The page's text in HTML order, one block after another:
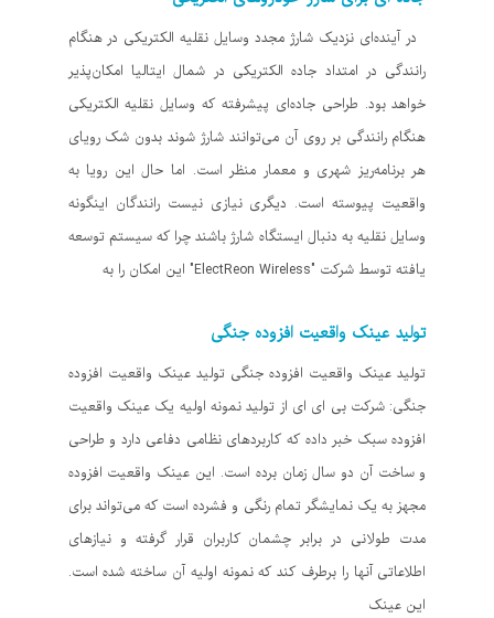
در آینده‌ای نزدیک شارژ مجدد وسایل نقلیه الکتریکی در هنگام
رانندگی در امتداد جاده الکتریکی در شمال ایتالیا امکان‌پذیر
خواهد بود. طراحی جاده‌ای پیشرفته که وسایل نقلیه الکتریکی
هنگام رانندگی بر روی آن می‌توانند شارژ شوند بدون شک رویای
هر برنامه‌ریز شهری و معمار منظر است. اما حال این رویا به
واقعیت پیوسته است. دیگری نیازی نیست رانندگان اینگونه
وسایل نقلیه به دنبال ایستگاه شارژ باشند چرا که سیستم توسعه
یافته توسط شرکت "ElectReon Wireless" این امکان را به
تولید عینک واقعیت افزوده جنگی
تولید عینک واقعیت افزوده جنگی تولید عینک واقعیت افزوده
جنگی: شرکت بی ای ای از تولید نمونه اولیه یک عینک واقعیت
افزوده سبک خبر داده که کاربردهای نظامی دفاعی دارد و طراحی
و ساخت آن دو سال زمان برده است. این عینک واقعیت افزوده
مجهز به یک نمایشگر تمام رنگی و فشرده است که می‌تواند برای
مدت طولانی در برابر چشمان کاربران قرار گرفته و نیازهای
اطلاعاتی آنها را برطرف کند که نمونه اولیه آن ساخته شده است.
این عینک